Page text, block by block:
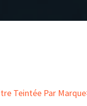
Teintée Par